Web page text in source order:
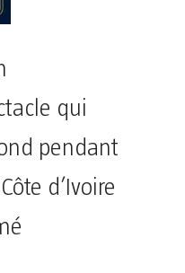
qui
pendant
d’Ivoire